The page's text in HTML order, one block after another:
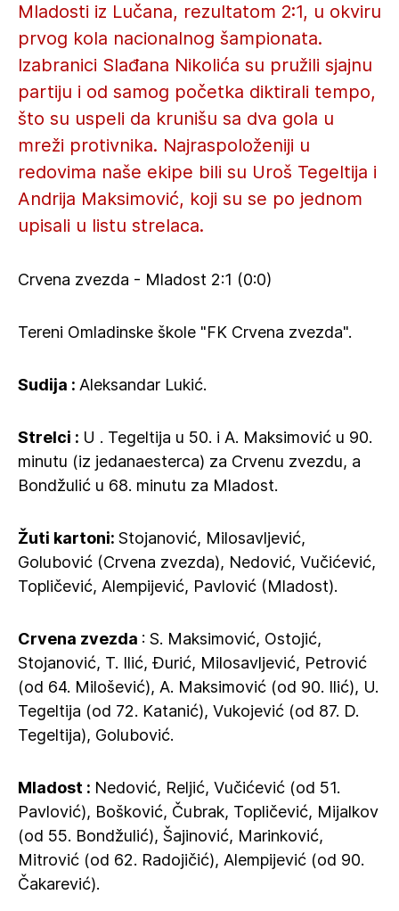
Mladosti iz Lučana, rezultatom 2:1, u okviru
prvog kola nacionalnog šampionata.
Izabranici Slađana Nikolića su pružili sjajnu
partiju i od samog početka diktirali tempo,
što su uspeli da krunišu sa dva gola u
mreži protivnika. Najraspoloženiji u
redovima naše ekipe bili su Uroš Tegeltija i
Andrija Maksimović, koji su se po jednom
upisali u listu strelaca.
Crvena zvezda - Mladost 2:1 (0:0)
Tereni Omladinske škole "FK Crvena zvezda".
Sudija : Aleksandar Lukić.
Strelci : U . Tegeltija u 50. i A. Maksimović u 90.
minutu (iz jedanaesterca) za Crvenu zvezdu, a
Bondžulić u 68. minutu za Mladost.
Žuti kartoni: Stojanović, Milosavljević,
Golubović (Crvena zvezda), Nedović, Vučićević,
Topličević, Alempijević, Pavlović (Mladost).
Crvena zvezda : S. Maksimović, Ostojić,
Stojanović, T. Ilić, Đurić, Milosavljević, Petrović
(od 64. Milošević), A. Maksimović (od 90. Ilić), U.
Tegeltija (od 72. Katanić), Vukojević (od 87. D.
Tegeltija), Golubović.
Mladost : Nedović, Reljić, Vučićević (od 51.
Pavlović), Bošković, Čubrak, Topličević, Mijalkov
(od 55. Bondžulić), Šajinović, Marinković,
Mitrović (od 62. Radojičić), Alempijević (od 90.
Čakarević).